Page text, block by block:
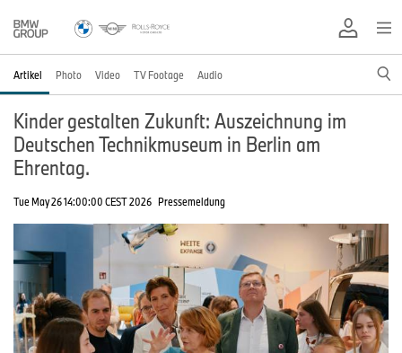
Artikel Photo Video TV Footage Audio
Kinder gestalten Zukunft: Auszeichnung im
Deutschen Technikmuseum in Berlin am
Ehrentag.
Tue May 26 14:00:00 CEST 2026 Pressemeldung